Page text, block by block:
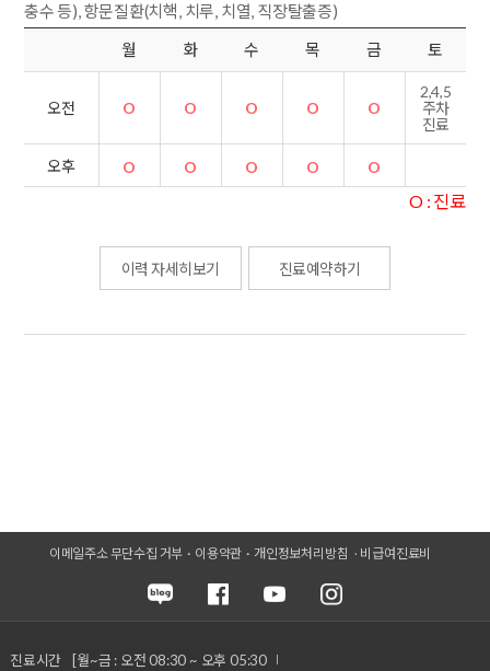
충수 등), 항문질환(치핵, 치루, 치열, 직장탈출증)
월
화 수 목 금 토
오전 O O O O O
2,4,5
주차
진료
오후 O O O O O
O : 진료
이력 자세히보기 진료예약하기
이메일주소 무단수집 거부 이용약관 개인정보처리방침 비급여진료비
진료시간 [월~금 : 오전 08:30 ~ 오후 05:30